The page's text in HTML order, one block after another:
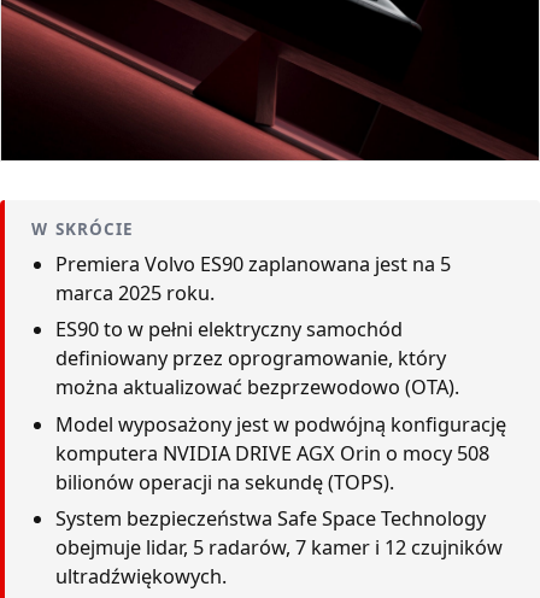
W SKRÓCIE
Premiera Volvo ES90 zaplanowana jest na 5
marca 2025 roku.
ES90 to w pełni elektryczny samochód
definiowany przez oprogramowanie, który
można aktualizować bezprzewodowo (OTA).
Model wyposażony jest w podwójną konfigurację
komputera NVIDIA DRIVE AGX Orin o mocy 508
bilionów operacji na sekundę (TOPS).
System bezpieczeństwa Safe Space Technology
obejmuje lidar, 5 radarów, 7 kamer i 12 czujników
ultradźwiękowych.